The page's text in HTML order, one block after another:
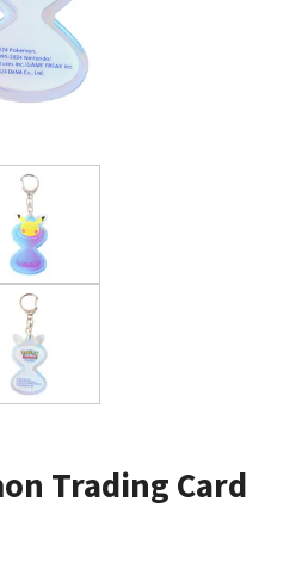
Trading Card